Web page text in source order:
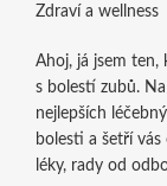
Zdraví a wellness
Ahoj, já jsem ten,
s bolestí zubů.
nejlepších
bolesti a šetří
léky, rady od